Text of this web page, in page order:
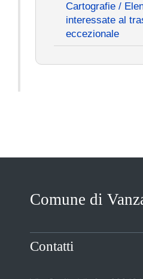
Cartografie /
interessate al
eccezionale
Comune di
Contatti